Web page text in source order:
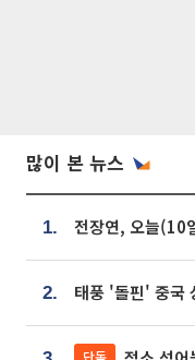
많이 본 뉴스
1.
2.